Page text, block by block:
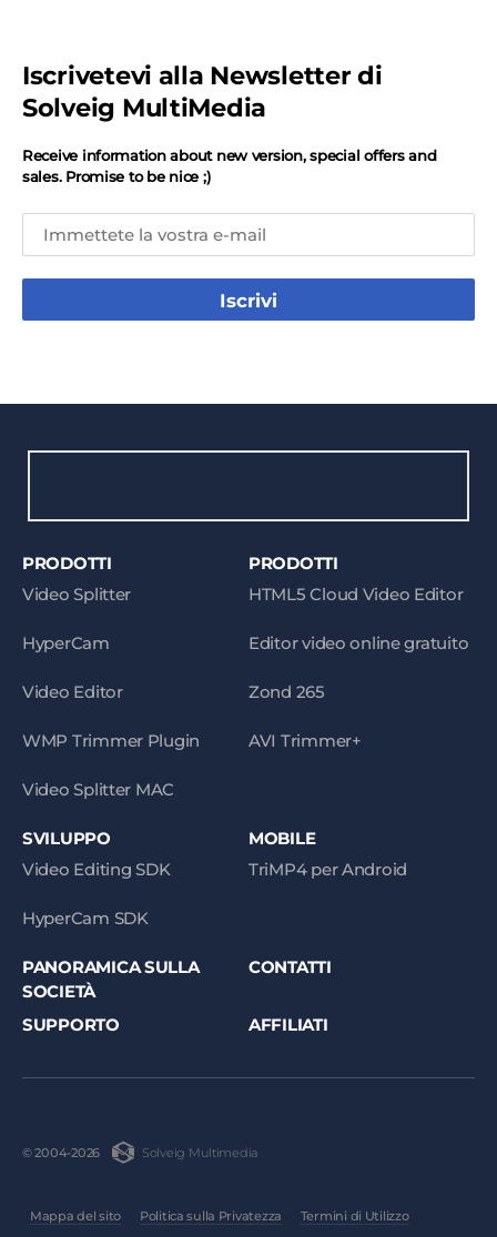
Iscrivetevi alla Newsletter di
Solveig MultiMedia
Receive information about new version, special offers and
sales. Promise to be nice ;)
Iscrivi
PRODOTTI
Video Splitter
HyperCam
Video Editor
WMP Trimmer Plugin
Video Splitter MAC
PRODOTTI
HTML5 Cloud Video Editor
Editor video online gratuito
Zond 265
AVI Trimmer+
SVILUPPO
Video Editing SDK
HyperCam SDK
MOBILE
TriMP4 per Android
PANORAMICA SULLA
SOCIETÀ
CONTATTI
SUPPORTO AFFILIATI
© 2004-2026 Solveig Multimedia
Mappa del sito Politica sulla Privatezza Termini di Utilizzo